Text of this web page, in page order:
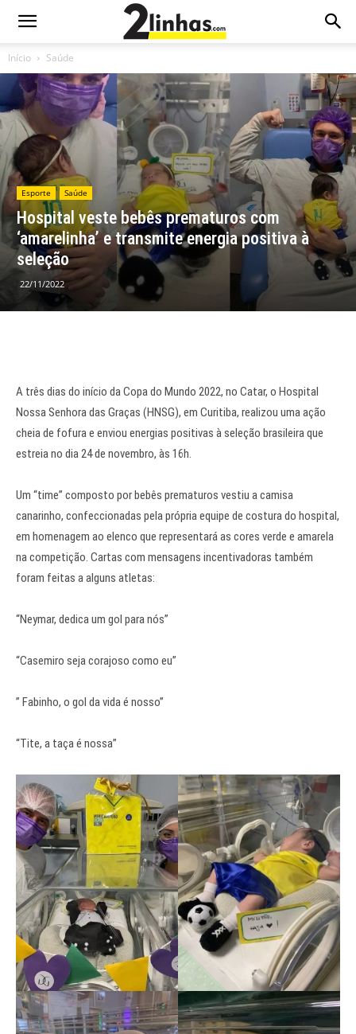
Início Saúde
Esporte Saúde
Hospital veste bebês prematuros com
‘amarelinha’ e transmite energia positiva à
seleção
22/11/2022
A três dias do início da Copa do Mundo 2022, no Catar, o Hospital
Nossa Senhora das Graças (HNSG), em Curitiba, realizou uma ação
cheia de fofura e enviou energias positivas à seleção brasileira que
estreia no dia 24 de novembro, às 16h.
Um “time” composto por bebês prematuros vestiu a camisa
canarinho, confeccionadas pela própria equipe de costura do hospital,
em homenagem ao elenco que representará as cores verde e amarela
na competição. Cartas com mensagens incentivadoras também
foram feitas a alguns atletas:
“Neymar, dedica um gol para nós”
“Casemiro seja corajoso como eu”
” Fabinho, o gol da vida é nosso”
“Tite, a taça é nossa”